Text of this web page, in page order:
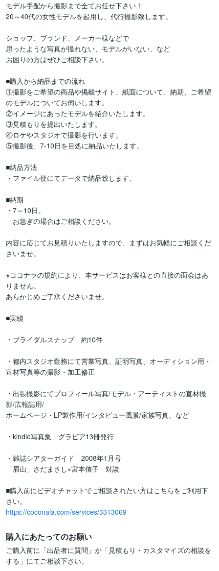
モデル手配から撮影まで全てお任せ下さい！
20～40代の女性モデルを起用し、代行撮影致します。
ショップ、ブランド、メーカー様などで
思ったような写真が撮れない、モデルがいない、など
お困りの方はぜひご相談下さい。
■購入から納品までの流れ
①撮影をご希望の商品や掲載サイト、紙面について、納期、ご希望
のモデルについてお伺いします。
②イメージにあったモデルを紹介いたします。
③見積もりを提出いたします。
④ロケやスタジオで撮影を行います。
⑤撮影後、7-10日を目処に納品いたします。
■納品方法
・ファイル便にてデータで納品致します。
■納期
・7～10日。
お急ぎの場合はご相談ください。
内容に応じてお見積りいたしますので、まずはお気軽にご相談くだ
さいませ。
※ココナラの規約により、本サービスはお客様との直接の面会はあ
りません。
あらかじめご了承くださいませ。
■実績
・ブライダルスナップ　約10件
・都内スタジオ勤務にて営業写真、証明写真、オーディション用・
宣材写真等の撮影・加工修正
・出張撮影にてプロフィール写真/モデル・アーティストの宣材撮
影/広報誌用/
ホームページ・LP製作用/インタビュー風景/家族写真、など
・kindle写真集　グラビア13冊発行
・雑誌シアターガイド　2008年1月号
「眉山」さだまさし×宮本信子　対談
■購入前にビデオチャットでご相談されたい方はこちらをご利用下
https://coconala.com/services/3313069
購入にあたってのお願い
ご購入前に「出品者に質問」か「見積もり・カスタマイズの相談を
する」にてご相談下さい。